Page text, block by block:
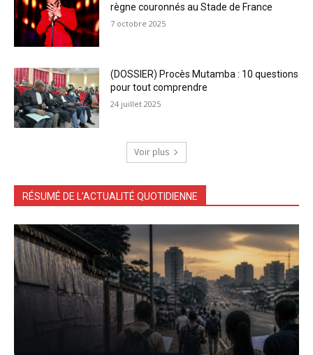
règne couronnés au Stade de France
7 octobre 2025
(DOSSIER) Procès Mutamba : 10 questions
pour tout comprendre
24 juillet 2025
Voir plus
RÉSUMÉ DE L'ACTUALITÉ QUOTIDIENNE